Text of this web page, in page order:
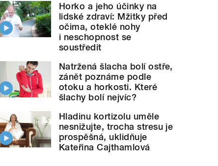
Horko a jeho účinky na
lidské zdraví: Mžitky před
očima, oteklé nohy
i neschopnost se
soustředit
Natržená šlacha bolí ostře,
zánět poznáme podle
otoku a horkosti. Které
šlachy bolí nejvíc?
Hladinu kortizolu uměle
nesnižujte, trocha stresu je
prospěšná, uklidňuje
Kateřina Cajthamlová